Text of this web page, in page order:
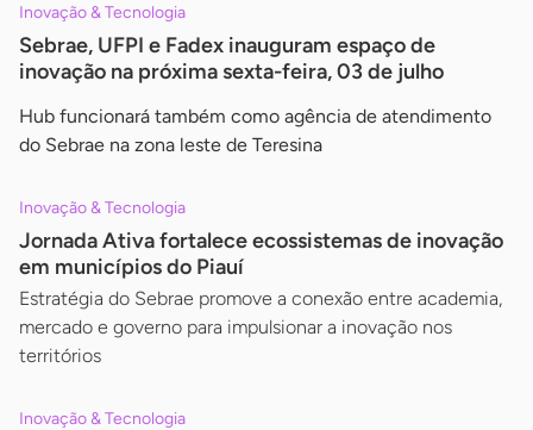
Inovação & Tecnologia
Sebrae, UFPI e Fadex inauguram espaço de
inovação na próxima sexta-feira, 03 de julho
Hub funcionará também como agência de atendimento
do Sebrae na zona leste de Teresina
Inovação & Tecnologia
Jornada Ativa fortalece ecossistemas de inovação
em municípios do Piauí
Estratégia do Sebrae promove a conexão entre academia,
mercado e governo para impulsionar a inovação nos
territórios
Inovação & Tecnologia